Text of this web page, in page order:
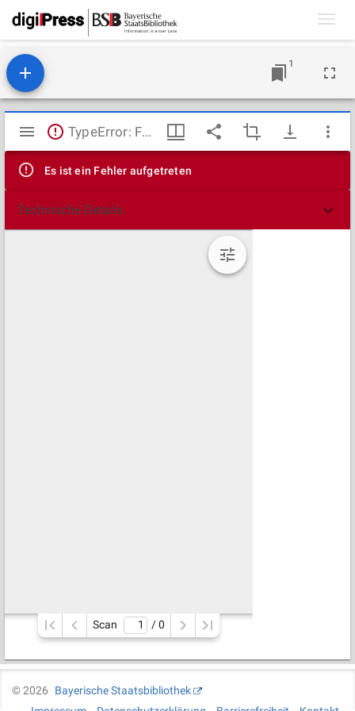
1
Mirador
Viewer
TypeError: Failed to fetch
Es ist ein Fehler aufgetreten
Technische Details
Scan / 0
©2026
Bayerische Staatsbibliothek